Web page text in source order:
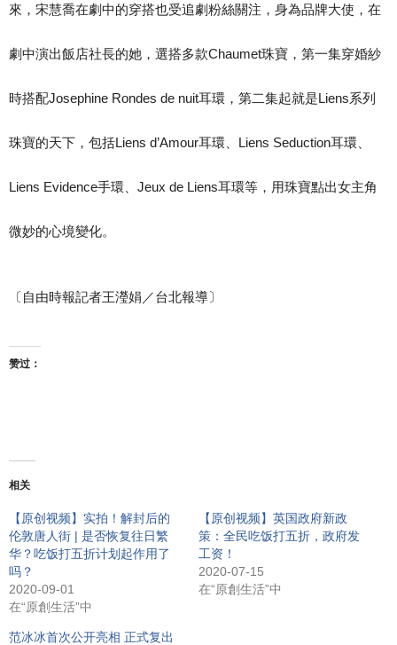
來，宋慧喬在劇中的穿搭也受追劇粉絲關注，身為品牌大使，在
劇中演出飯店社長的她，選搭多款Chaumet珠寶，第一集穿婚紗
時搭配Josephine Rondes de nuit耳環，第二集起就是Liens系列
珠寶的天下，包括Liens d’Amour耳環、Liens Seduction耳環、
Liens Evidence手環、Jeux de Liens耳環等，用珠寶點出女主角
微妙的心境變化。
〔自由時報記者王瀅娟／台北報導〕
赞过：
相关
【原创视频】实拍！解封后的
伦敦唐人街 | 是否恢复往日繁
华？吃饭打五折计划起作用了
吗？
2020-09-01
在“原創生活”中
【原创视频】英国政府新政
策：全民吃饭打五折，政府发
工资！
2020-07-15
在“原創生活”中
范冰冰首次公开亮相 正式复出